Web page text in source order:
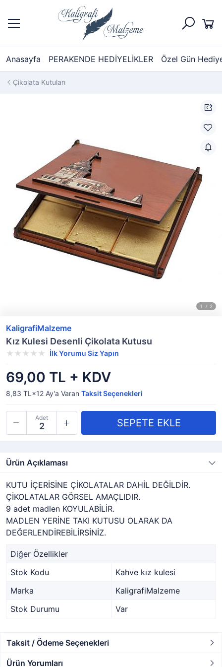
Anasayfa PERAKENDE HEDİYELİKLER Özel Gün
Çikolata Kutuları
KaligrafiMalzeme
Kız Kulesi Desenli Çikolata Kutusu
İlk Yorumu Siz Yapın
69,00 TL + KDV
8,83 TL×12 Ay'a Varan Taksit Seçenekleri
Adet
Ürün Açıklaması
KUTU İÇERİSİNE ÇİKOLATALAR DAHİL DEĞİLDİR.
ÇİKOLATALAR GÖRSEL AMAÇLIDIR.
9 adet madlen KOYULABİLİR.
MADLEN YERİNE TAKI KUTUSU OLARAK DA
DEĞERLENDİREBİLİRSİNİZ.
Diğer Özellikler
Stok Kodu
Kahve kız kulesi
Marka
KaligrafiMalzeme
Stok Durumu
Var
Taksit / Ödeme Seçenekleri
Ürün Yorumları